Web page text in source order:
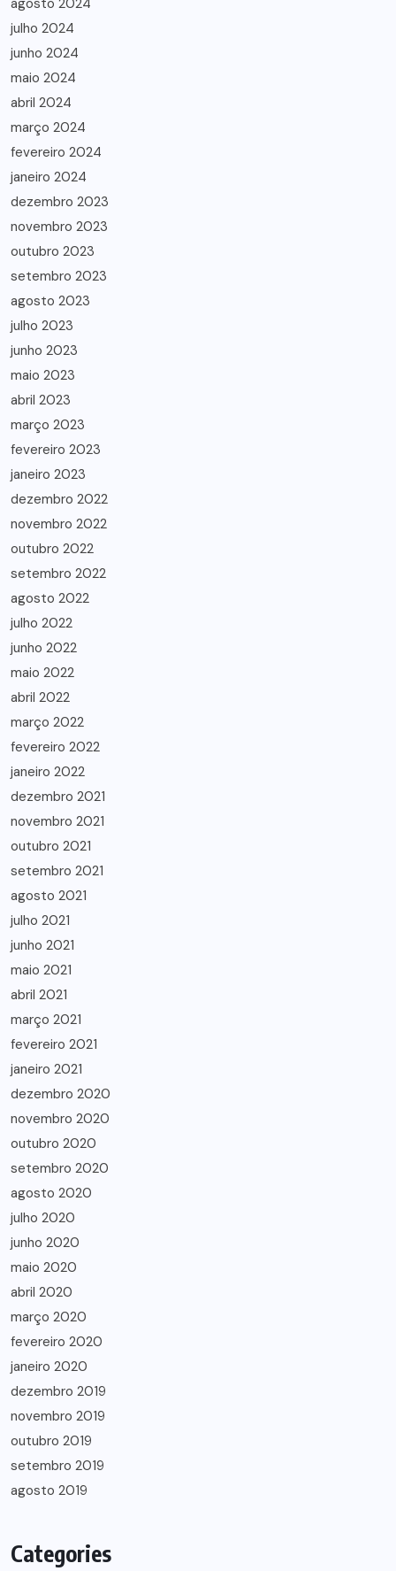
agosto 2024
julho 2024
junho 2024
maio 2024
abril 2024
março 2024
fevereiro 2024
janeiro 2024
dezembro 2023
novembro 2023
outubro 2023
setembro 2023
agosto 2023
julho 2023
junho 2023
maio 2023
abril 2023
março 2023
fevereiro 2023
janeiro 2023
dezembro 2022
novembro 2022
outubro 2022
setembro 2022
agosto 2022
julho 2022
junho 2022
maio 2022
abril 2022
março 2022
fevereiro 2022
janeiro 2022
dezembro 2021
novembro 2021
outubro 2021
setembro 2021
agosto 2021
julho 2021
junho 2021
maio 2021
abril 2021
março 2021
fevereiro 2021
janeiro 2021
dezembro 2020
novembro 2020
outubro 2020
setembro 2020
agosto 2020
julho 2020
junho 2020
maio 2020
abril 2020
março 2020
fevereiro 2020
janeiro 2020
dezembro 2019
novembro 2019
outubro 2019
setembro 2019
agosto 2019
Categories